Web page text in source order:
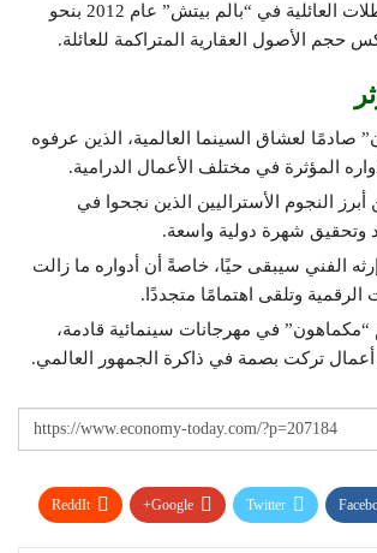
وبيعت أيضًا فيلا العطلات العائلية في “بالم بيتش” عام 2012 بنحو
حجم الأصول العقارية المتراكمة للعائلة.
صادمًا لعشاق السينما العالمية، الذين عرفوه
المؤثرة في مختلف الأعمال الدرامية.
النجوم الأستراليين الذين نجحوا في
وتحقيق شهرة دولية واسعة.
الفني سيبقى حيًا، خاصةً أن أدواره ما زالت
وتلقى اهتمامًا متجددًا.
“مكماهون” في مهرجانات سينمائية قادمة،
أعمال تركت بصمة في ذاكرة الجمهور العالمي.
Twitter
Google+
ReddIt